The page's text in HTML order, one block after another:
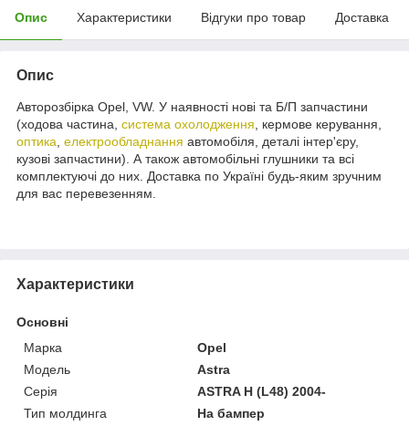
Опис Характеристики Відгуки про товар Доставка
Опис
Авторозбірка Opel, VW. У наявності нові та Б/П запчастини
(ходова частина, система охолодження , кермове керування,
оптика електрообладнання автомобіля, деталі інтер'єру,
кузові запчастини). А також автомобільні глушники та всі
комплектуючі до них. Доставка по Україні будь-яким зручним
для вас перевезенням.
Характеристики
Основні
Марка
Opel
Модель
Astra
Серія
ASTRA H (L48) 2004-
Тип молдинга
На бампер